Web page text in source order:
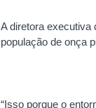
A diretora executiva
população de onça
“Isso porque o